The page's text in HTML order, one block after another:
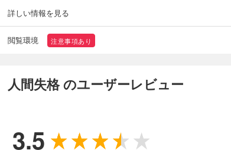
詳しい情報を見る
閲覧環境 注意事項あり
人間失格 のユーザーレビュー
3.5